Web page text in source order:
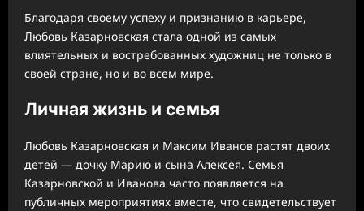
Благодаря своему успеху и признанию в карьере,
Любовь Казарновская стала одной из самых
влиятельных и востребованных художниц не только в
своей стране, но и во всем мире.
Личная жизнь и семья
Любовь Казарновская и Максим Иванов растят двоих
детей — дочку Марию и сына Алексея. Семья
Казарновской и Иванова часто появляется на
публичных мероприятиях вместе, что свидетельствует